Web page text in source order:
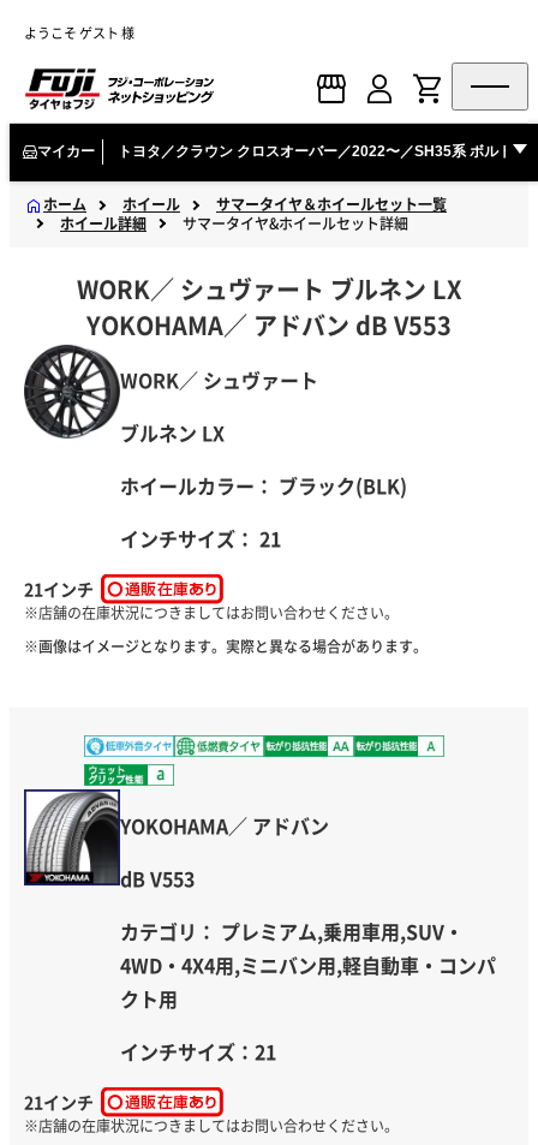
ようこそ ゲスト 様
マイカー トヨタ／クラウン クロスオーバー／2022〜／SH35系 ボルト
ホーム ホイール
サマータイヤ＆ホイールセット一覧
ホイール詳細
サマータイヤ&ホイールセット詳細
WORK／ シュヴァート ブルネン LX
YOKOHAMA／ アドバン dB V553
WORK／ シュヴァート
ブルネン LX
ホイールカラー： ブラック(BLK)
インチサイズ： 21
21インチ
※画像はイメージとなります。実際と異なる場合があります。
YOKOHAMA／ アドバン
dB V553
カテゴリ： プレミアム,乗用車用,SUV・
4WD・4X4用,ミニバン用,軽自動車・コンパ
クト用
インチサイズ：21
21インチ